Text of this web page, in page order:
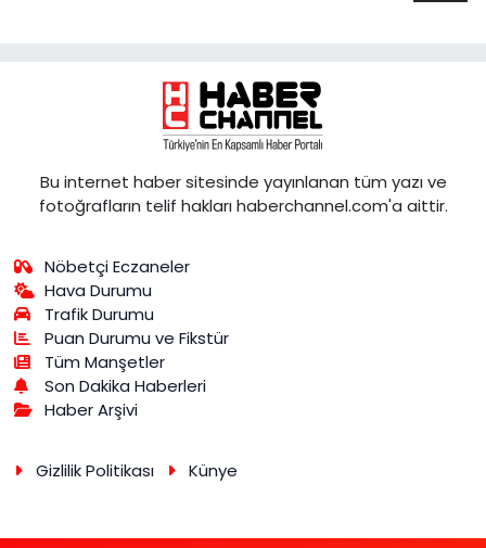
Bu internet haber sitesinde yayınlanan tüm yazı ve
fotoğrafların telif hakları haberchannel.com'a aittir.
Nöbetçi Eczaneler
Hava Durumu
Trafik Durumu
Puan Durumu ve Fikstür
Tüm Manşetler
Son Dakika Haberleri
Haber Arşivi
Gizlilik Politikası Künye